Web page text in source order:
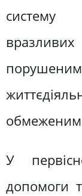
У
допомоги